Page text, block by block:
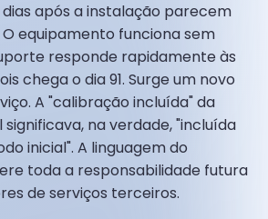
após a instalação parecem
equipamento funciona sem
responde rapidamente às
chega o dia 91. Surge um novo
A "calibração incluída" da
na verdade, "incluída
inicial". A linguagem do
toda a responsabilidade futura
de serviços terceiros.